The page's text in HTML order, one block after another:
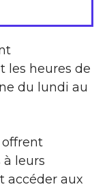
les heures de
du lundi au
offrent
leurs
accéder aux